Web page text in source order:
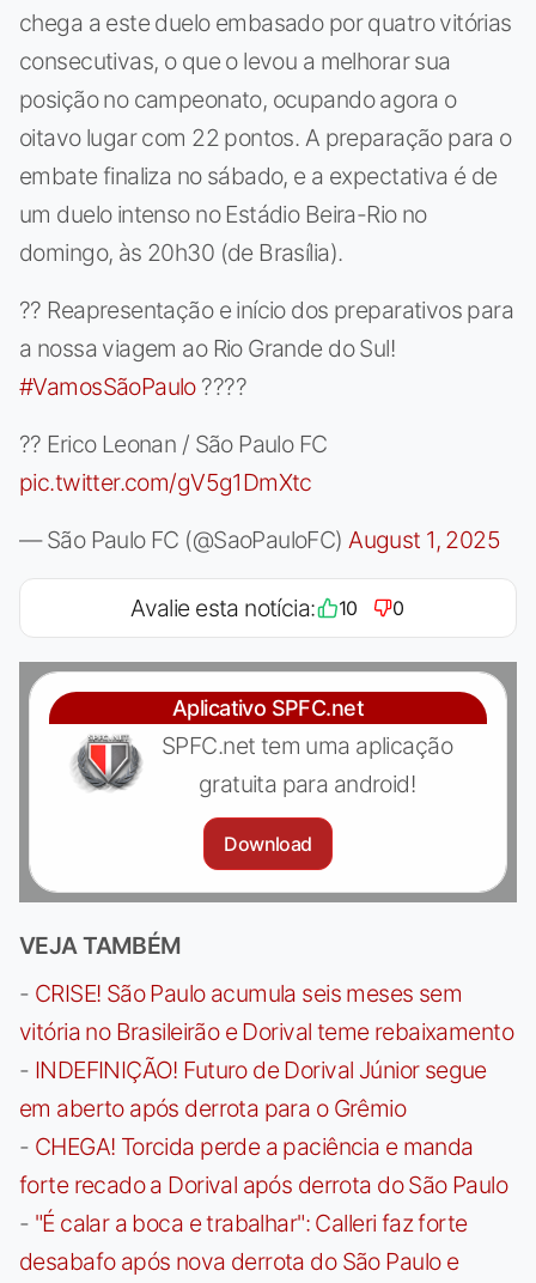
chega a este duelo embasado por quatro vitórias
consecutivas, o que o levou a melhorar sua
posição no campeonato, ocupando agora o
oitavo lugar com 22 pontos. A preparação para o
embate finaliza no sábado, e a expectativa é de
um duelo intenso no Estádio Beira-Rio no
domingo, às 20h30 (de Brasília).
?? Reapresentação e início dos preparativos para
a nossa viagem ao Rio Grande do Sul!
#VamosSãoPaulo????
?? Erico Leonan / São Paulo FC
pic.twitter.com/gV5g1DmXtc
— São Paulo FC (@SaoPauloFC)August 1, 2025
Avalie esta notícia: 10 0
Aplicativo SPFC.net
SPFC.net tem uma aplicação
gratuita para android!
Download
VEJA TAMBÉM
- CRISE! São Paulo acumula seis meses sem
vitória no Brasileirão e Dorival teme rebaixamento
- INDEFINIÇÃO! Futuro de Dorival Júnior segue
em aberto após derrota para o Grêmio
- CHEGA! Torcida perde a paciência e manda
forte recado a Dorival após derrota do São Paulo
- "É calar a boca e trabalhar": Calleri faz forte
desabafo após nova derrota do São Paulo e